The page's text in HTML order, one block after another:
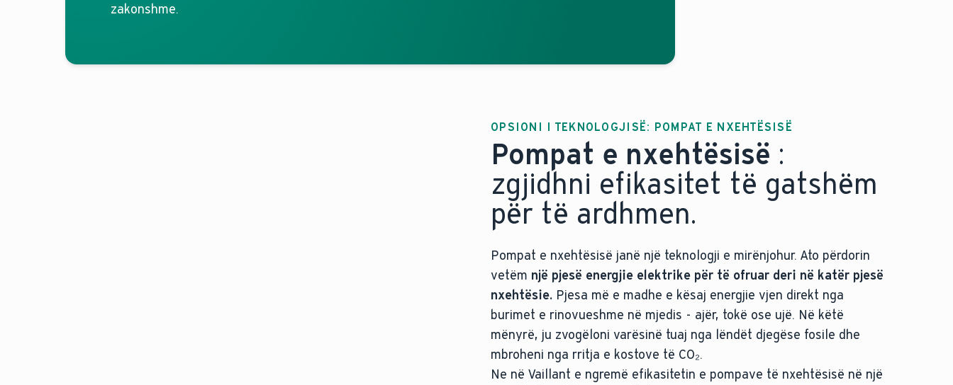
zakonshme.
OPSIONI I TEKNOLOGJISË: POMPAT E NXEHTËSISË
Pompat e nxehtësisë :
zgjidhni efikasitet të gatshëm
për të ardhmen.
Pompat e nxehtësisë janë një teknologji e mirënjohur. Ato përdorin
vetëm një pjesë energjie elektrike për të ofruar deri në katër pjesë
nxehtësie. Pjesa më e madhe e kësaj energjie vjen direkt nga
burimet e rinovueshme në mjedis - ajër, tokë ose ujë. Në këtë
mënyrë, ju zvogëloni varësinë tuaj nga lëndët djegëse fosile dhe
mbroheni nga rritja e kostove të CO₂.
Ne në Vaillant e ngremë efikasitetin e pompave të nxehtësisë në një